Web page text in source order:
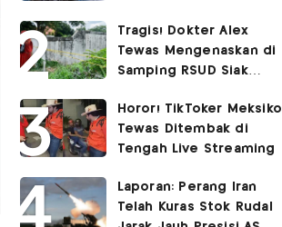
Tragis! Dokter Alex
Tewas Mengenaskan di
Samping RSUD Siak
Rocuronium
Horor! TikToker Meksiko
Tewas Ditembak di
Tengah Live Streaming
Laporan: Perang Iran
Telah Kuras Stok Rudal